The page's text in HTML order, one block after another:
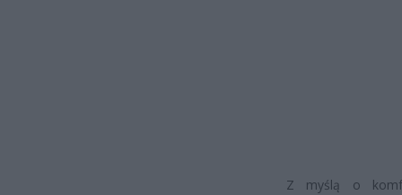
Z myślą o